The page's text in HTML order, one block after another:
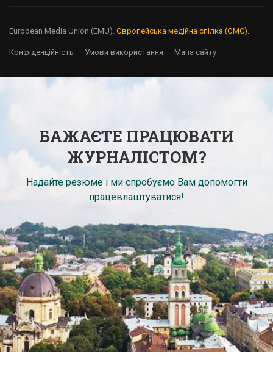
European Media Union (EMU). Європейська медійна спілка (ЄМС).
Конфіденційність Умови використання Мапа сайту
БАЖАЄТЕ ПРАЦЮВАТИ
ЖУРНАЛІСТОМ?
Надайте резюме і ми спробуємо Вам допомогти
працевлаштуватися!